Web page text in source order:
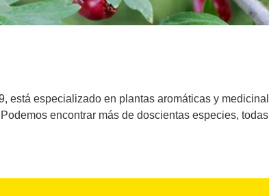
está especializado en plantas aromáticas y
encontrar más de doscientas especies,